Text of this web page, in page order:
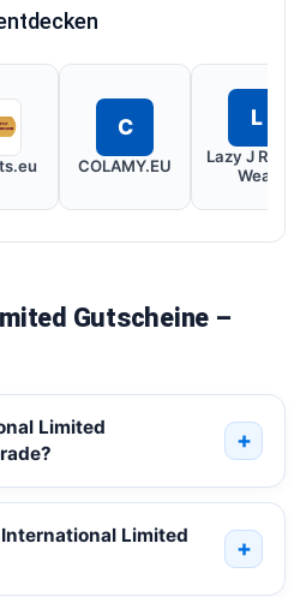
C
COLAMY.EU
L
Lazy J
Wear
Gutscheine –
Limited
Limited